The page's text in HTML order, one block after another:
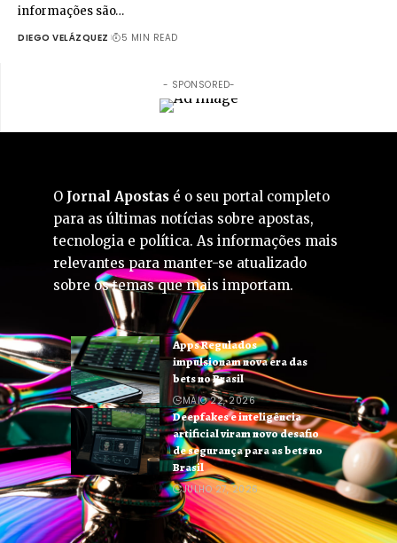
informações são…
DIEGO VELÁZQUEZ 5 MIN READ
- SPONSORED-
O Jornal Apostas é o seu portal completo
para as últimas notícias sobre apostas,
tecnologia e política. As informações mais
relevantes para manter-se atualizado
sobre os temas que mais importam.
Apps Regulados
impulsionam nova era das
bets no Brasil
MAIO 22, 2026
Deepfakes e inteligência
artificial viram novo desafio
de segurança para as bets no
Brasil
JULHO 27, 2026